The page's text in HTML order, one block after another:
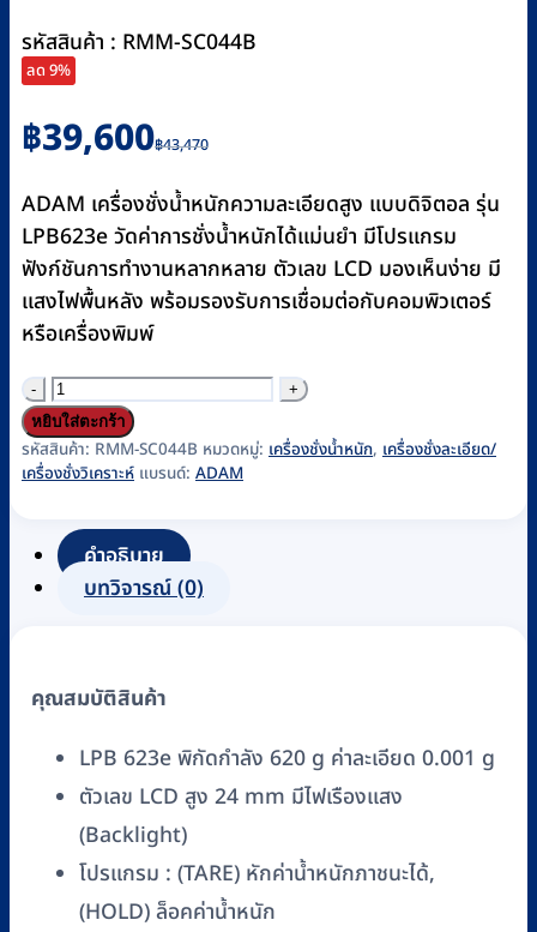
รหัสสินค้า : RMM-SC044B
ลด 9%
฿43,470
Original
price
was:
฿43,470.
฿39,600
Current
price
is:
฿39,600.
ADAM เครื่องชั่งน้ำหนักความละเอียดสูง แบบดิจิตอล รุ่น
LPB623e วัดค่าการชั่งน้ำหนักได้แม่นยำ มีโปรแกรม
ฟังก์ชันการทำงานหลากหลาย ตัวเลข LCD มองเห็นง่าย มี
แสงไฟพื้นหลัง พร้อมรองรับการเชื่อมต่อกับคอมพิวเตอร์
หรือเครื่องพิมพ์
จำนวน
เครื่อง
ชั่ง
ละเอียด
มี
ตู้
LPB
623e
(พิกัด
620
0.001
หยิบใส่ตะกร้า
รหัสสินค้า: RMM-SC044B หมวดหมู่: เครื่องชั่งน้ำหนัก, เครื่องชั่งละเอียด/
เครื่องชั่งวิเคราะห์ แบรนด์: ADAM
คำอธิบาย
บทวิจารณ์ (0)
คุณสมบัติสินค้า
LPB 623e พิกัดกำลัง 620 g ค่าละเอียด 0.001 g
ตัวเลข LCD สูง 24 mm มีไฟเรืองแสง
(Backlight)
โปรแกรม : (TARE) หักค่าน้ำหนักภาชนะได้,
(HOLD) ล็อคค่าน้ำหนัก